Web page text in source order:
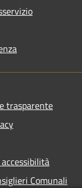
trasparente
Comunali